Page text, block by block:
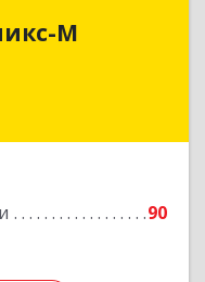
М
90
Сафоновский р-н,
ул, дом № 9а